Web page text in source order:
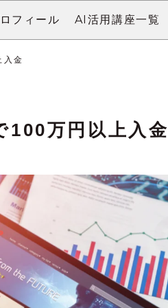
フィール AI活用講座一覧
入金
100万円以上入金